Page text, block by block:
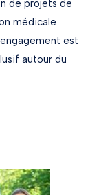
de projets de
médicale
est
autour du